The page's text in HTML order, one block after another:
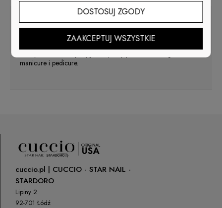
Cążki wykonane z uszlachetnionej nierdzewnej stali
Precyzyjne cążki, idealne do wycinania skórek
manicure i pedicure.
cuccio.pl | CUCCIO - STAR NAIL -
STARDORO
Lipiny 2
92-701 Łódź
DOSTOSUJ ZGODY
ZAAKCEPTUJ WSZYSTKIE